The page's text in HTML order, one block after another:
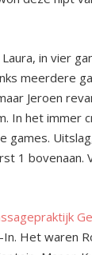
in vier
meerdere
Jeroen
het immer
1 bovenaan.
Het waren